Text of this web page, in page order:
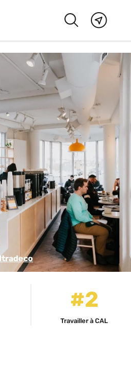
#2
Travailler à CAL